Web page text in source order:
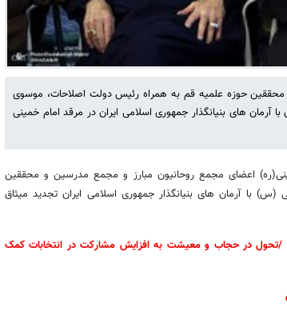
حوزه علمیه قم به همراه رئیس دولت اصلاحات، موسوی
آرمان های بنیانگذار جمهوری اسلامی ایران در مرقد امام خمینی
اعضای مجمع روحانیون مبارز و مجمع مدرسین و محققین
با آرمان های بنیانگذار جمهوری اسلامی ایران تجدید میثاق
در حجاب و معیشت به افزایش مشارکت در انتخابات کمک